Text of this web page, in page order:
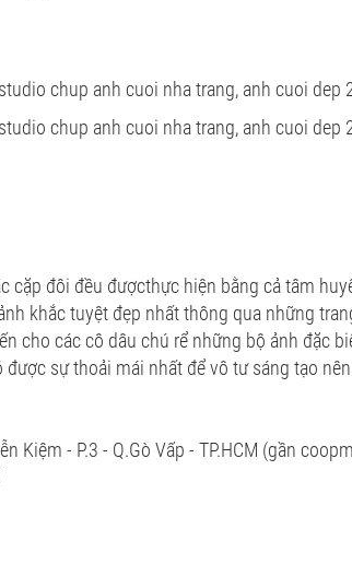
cặp đôi đều đượcthực hiện bằng cả tâm
khắc tuyệt đẹp nhất thông qua những
cho các cô dâu chú rể những bộ ảnh đặc
được sự thoải mái nhất để vô tư sáng tạo
Kiệm - P.3 - Q.Gò Vấp - TP.HCM (gần